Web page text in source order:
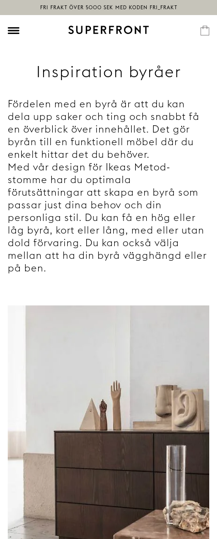
Inspiration byråer
Fördelen med en byrå är att du kan
dela upp saker och ting och snabbt få
en överblick över innehållet. Det gör
byrån till en funktionell möbel där du
enkelt hittar det du behöver.
Med vår design för Ikeas Metod-
stomme har du optimala
förutsättningar att skapa en byrå som
passar just dina behov och din
personliga stil. Du kan få en hög eller
låg byrå, kort eller lång, med eller utan
dold förvaring. Du kan också välja
mellan att ha din byrå vägghängd eller
på ben.